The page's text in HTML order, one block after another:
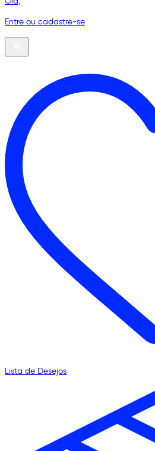
Entre ou cadastre-se
Lista de Desejos